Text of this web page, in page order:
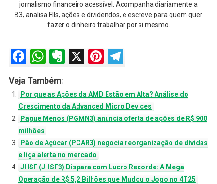
jornalismo financeiro acessível. Acompanha diariamente a
B3, analisa FIIs, ações e dividendos, e escreve para quem quer
fazer o dinheiro trabalhar por si mesmo.
Facebook
WhatsApp
Evernote
X Pinterest
Veja Também:
Por que as Ações da AMD Estão em Alta? Análise do
Crescimento da Advanced Micro Devices
Pague Menos (PGMN3) anuncia oferta de ações de R$ 900
milhões
Pão de Açúcar (PCAR3) negocia reorganização de dívidas
e liga alerta no mercado
JHSF (JHSF3) Dispara com Lucro Recorde: A Mega
Operação de R$ 5,2 Bilhões que Mudou o Jogo no 4T25